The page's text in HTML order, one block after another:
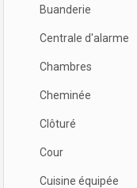
Buanderie
Centrale d'alarme
Chambres
Cheminée
Clôturé
Cour
Cuisine équipée